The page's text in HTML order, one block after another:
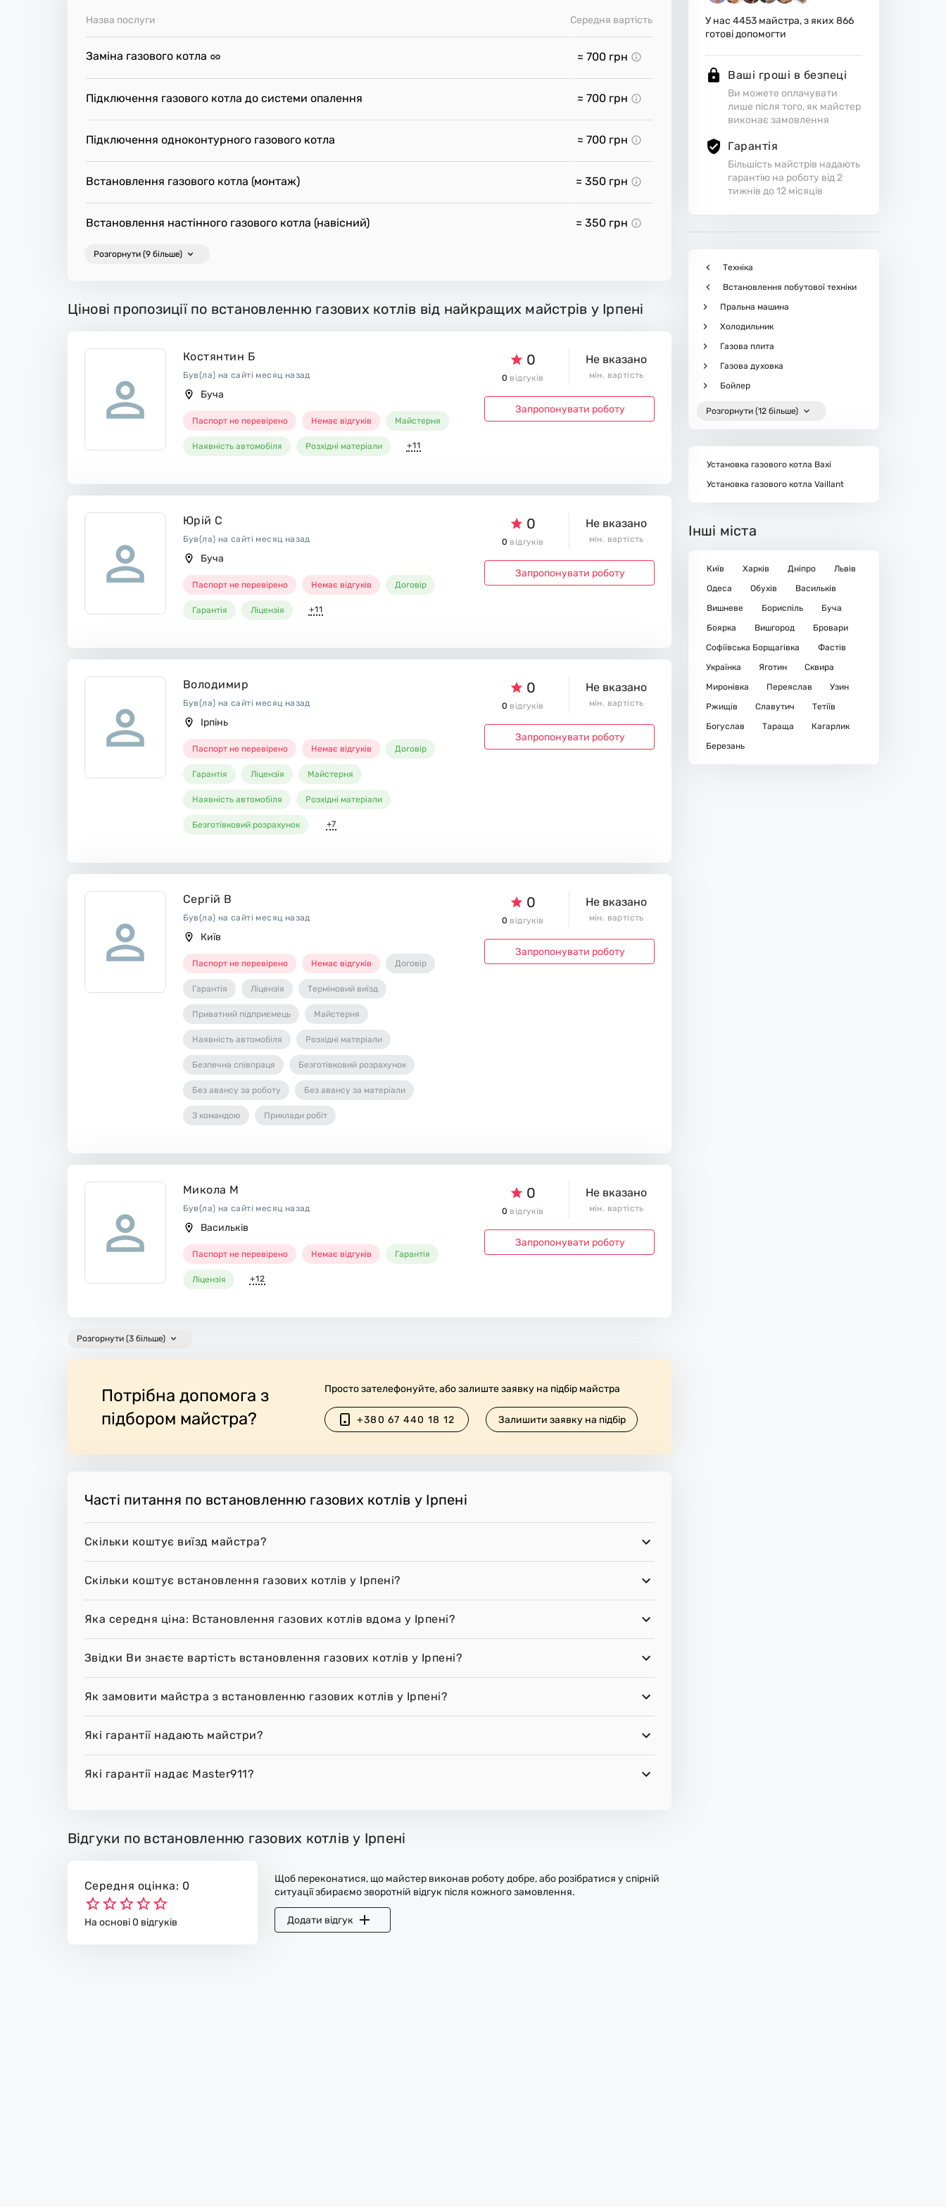
сце.
У нас4453 майстра, з яких866
готові допомогти
Ваші гроші в безпеці
Ви можете оплачувати
лише після того, як майстер
виконає замовлення
Гарантія
Більшість майстрів надають
гарантію на роботу від 2
тижнів до 12 місяців
Техніка
Встановлення побутової техніки
Пральна машина
Холодильник
Газова плита
Газова духовка
Бойлер
Розгорнути (12 більше)
Установка газового котла Baxi
Установка газового котла Vaillant
Інші міста
Київ Харків Дніпро
Львів
Одеса
Обухів
Васильків
Вишневе
Бориспіль
Буча
Боярка
Вишгород
Бровари
Софіївська Борщагівка
Фастів
Українка
Яготин
Сквира
Миронівка
Переяслав
Узин
Ржищів
Славутич
Тетіїв
Богуслав
Тараща
Кагарлик
Березань
Назва послуги Середня вартість
Заміна газового котла ≈ 700 грн
Підключення газового котла до системи опалення ≈ 700 грн
Підключення одноконтурного газового котла ≈ 700 грн
Встановлення газового котла (монтаж) ≈ 350 грн
Встановлення настінного газового котла (навісний) ≈ 350 грн
Розгорнути (9 більше)
Цінові пропозиції по встановленню газових котлів від найкращих майстрів у Ірпені
Костянтин Б
Був(ла) на сайті месяц назад
Буча
Паспорт не перевірено Немає відгуків Майстерня
Наявність автомобіля Розхідні матеріали +11
0
0 відгуків
Не вказано
мін. вартість
Запропонувати роботу
Юрій С
Був(ла) на сайті месяц назад
Буча
Паспорт не перевірено Немає відгуків Договір
Гарантія Ліцензія +11
0
0 відгуків
Не вказано
мін. вартість
Запропонувати роботу
Володимир
Був(ла) на сайті месяц назад
Ірпінь
Паспорт не перевірено Немає відгуків Договір
Гарантія Ліцензія Майстерня
Наявність автомобіля Розхідні матеріали
Безготівковий розрахунок +7
0
0 відгуків
Не вказано
мін. вартість
Запропонувати роботу
Сергій В
Був(ла) на сайті месяц назад
Київ
Паспорт не перевірено Немає відгуків Договір
Гарантія Ліцензія Терміновий виїзд
Приватний підприємець Майстерня
Наявність автомобіля Розхідні матеріали
Безпечна співпраця Безготівковий розрахунок
Без авансу за роботу Без авансу за матеріали
З командою Приклади робіт
0
0 відгуків
Не вказано
мін. вартість
Запропонувати роботу
Микола М
Був(ла) на сайті месяц назад
Васильків
Паспорт не перевірено Немає відгуків Гарантія
Ліцензія +12
0
0 відгуків
Не вказано
мін. вартість
Запропонувати роботу
Розгорнути (3 більше)
Потрібна допомога з
підбором майстра?
Просто зателефонуйте, або залиште заявку на підбір майстра
+380 67 440 18 12 Залишити заявку на підбір
Часті питання по встановленню газових котлів у Ірпені
Скільки коштує виїзд майстра?
Скільки коштує встановлення газових котлів у Ірпені?
Яка середня ціна: Встановлення газових котлів вдома у Ірпені?
Звідки Ви знаєте вартість встановлення газових котлів у Ірпені?
Як замовити майстра з встановленню газових котлів у Ірпені?
Які гарантії надають майстри?
Які гарантії надає Master911?
Відгуки по встановленню газових котлів у Ірпені
Середня оцінка: 0
На основі 0 відгуків
Щоб переконатися, що майстер виконав роботу добре, або розібратися у спірній
ситуації збираємо зворотній відгук після кожного замовлення.
Додати відгук